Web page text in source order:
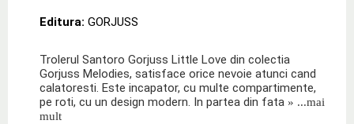
Editura: GORJUSS
Trolerul Santoro Gorjuss Little Love din colectia
Gorjuss Melodies, satisface orice nevoie atunci cand
calatoresti. Este incapator, cu multe compartimente,
pe roti, cu un design modern. In partea din fata » ...mai
mult